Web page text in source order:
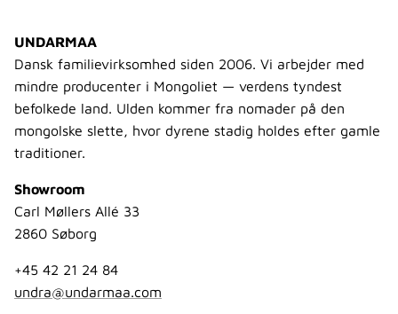
UNDARMAA
Dansk familievirksomhed siden 2006. Vi arbejder med
mindre producenter i Mongoliet — verdens tyndest
befolkede land. Ulden kommer fra nomader på den
mongolske slette, hvor dyrene stadig holdes efter gamle
traditioner.
Showroom
Carl Møllers Allé 33
2860 Søborg
+45 42 21 24 84
undra@undarmaa.com